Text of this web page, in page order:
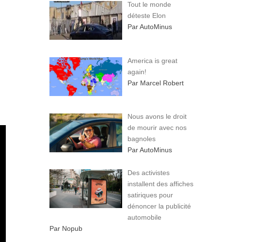
Tout le monde
déteste Elon
Par AutoMinus
America is great
again!
Par Marcel Robert
Nous avons le droit
de mourir avec nos
bagnoles
Par AutoMinus
Des activistes
installent des affiches
satiriques pour
dénoncer la publicité
automobile
Par Nopub